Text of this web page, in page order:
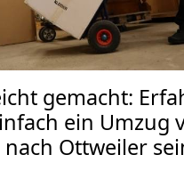
gemacht:
ein Umzug
nach Ottweiler